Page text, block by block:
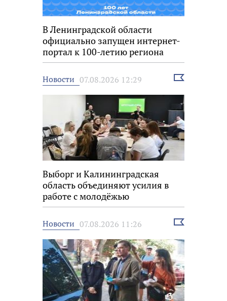
В Ленинградской области
официально запущен интернет-
портал к 100-летию региона
Новости 07.08.2026 12:29
Выбрать
Выборг и Калининградская
область объединяют усилия в
работе с молодёжью
Новости 07.08.2026 11:26
Выбрать